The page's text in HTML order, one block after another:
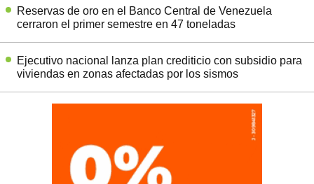
Reservas de oro en el Banco Central de Venezuela
cerraron el primer semestre en 47 toneladas
Ejecutivo nacional lanza plan crediticio con subsidio para
viviendas en zonas afectadas por los sismos